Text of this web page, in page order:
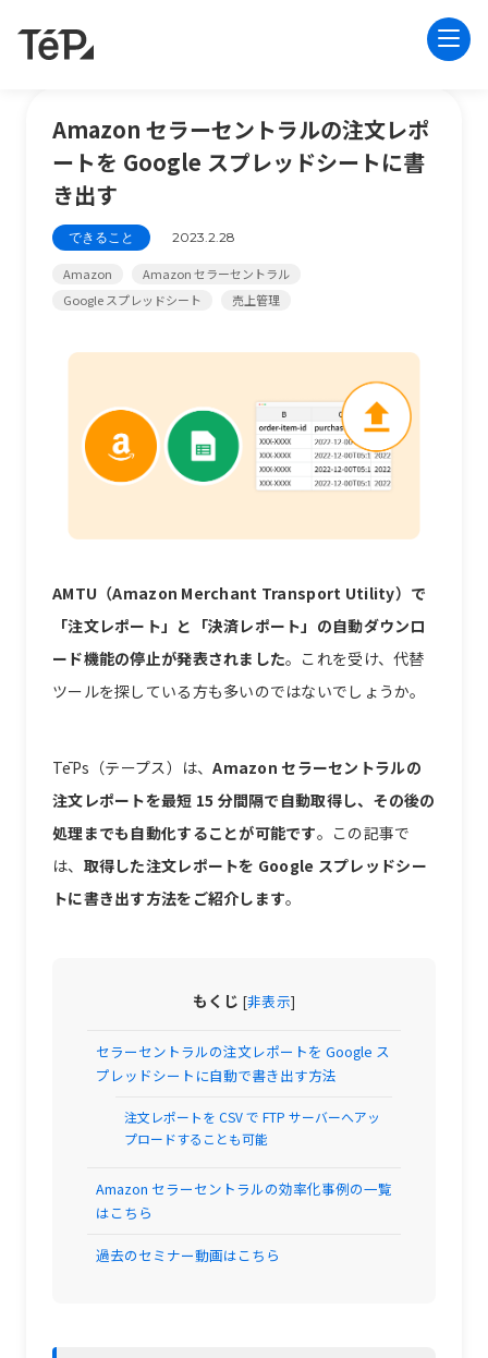
Amazon セラーセントラルの注文レポ
ートを Google スプレッドシートに書
き出す
できること 2023.2.28
Amazon
Amazon セラーセントラル
Google スプレッドシート
売上管理
AMTU（Amazon Merchant Transport Utility）で
「注文レポート」と「決済レポート」の自動ダウンロ
ード機能の停止が発表されました。これを受け、代替
ツールを探している方も多いのではないでしょうか。
TēPs（テープス）は、Amazon セラーセントラルの
注文レポートを最短 15 分間隔で自動取得し、その後の
処理までも自動化することが可能です。この記事で
は、 取得した注文レポートを Google スプレッドシー
トに書き出す方法をご紹介します。
もくじ [非表示]
セラーセントラルの注文レポートを Google ス
プレッドシートに自動で書き出す方法
注文レポートを CSV で FTP サーバーへアッ
プロードすることも可能
Amazon セラーセントラルの効率化事例の一覧
はこちら
過去のセミナー動画はこちら